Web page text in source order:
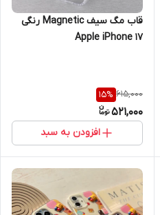
قاب مگ سیف Magnetic رنگی
Apple iPhone 17
615,000
15%
521,000
افزودن به سبد